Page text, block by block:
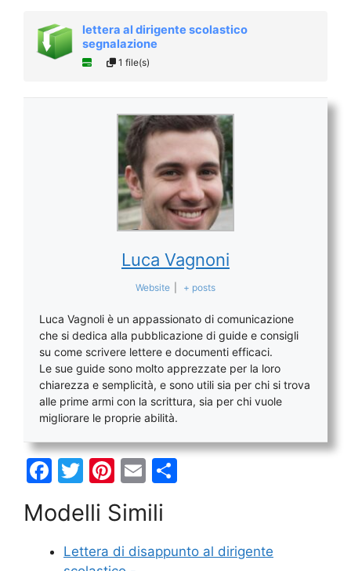
lettera al dirigente scolastico
segnalazione
1 file(s)
Luca Vagnoni
Website + posts
Luca Vagnoli è un appassionato di comunicazione
che si dedica alla pubblicazione di guide e consigli
su come scrivere lettere e documenti efficaci.
Le sue guide sono molto apprezzate per la loro
chiarezza e semplicità, e sono utili sia per chi si trova
alle prime armi con la scrittura, sia per chi vuole
migliorare le proprie abilità.
F
c
e
T
w
itt
er
Pi
nt
er
e
E
m
ai
l
di
Modelli Simili
Lettera di disappunto al dirigente